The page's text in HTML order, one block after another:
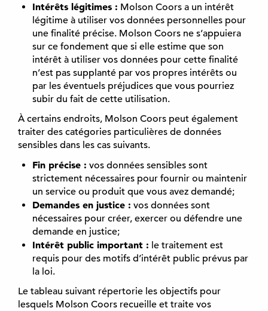
Intérêts légitimes : Molson Coors a un intérêt
légitime à utiliser vos données personnelles pour
une finalité précise. Molson Coors ne s’appuiera
sur ce fondement que si elle estime que son
intérêt à utiliser vos données pour cette finalité
n’est pas supplanté par vos propres intérêts ou
par les éventuels préjudices que vous pourriez
subir du fait de cette utilisation.
À certains endroits, Molson Coors peut également
traiter des catégories particulières de données
sensibles dans les cas suivants.
Fin précise : vos données sensibles sont
strictement nécessaires pour fournir ou maintenir
un service ou produit que vous avez demandé;
Demandes en justice : vos données sont
nécessaires pour créer, exercer ou défendre une
demande en justice;
Intérêt public important : le traitement est
requis pour des motifs d’intérêt public prévus par
la loi.
Le tableau suivant répertorie les objectifs pour
lesquels Molson Coors recueille et traite vos